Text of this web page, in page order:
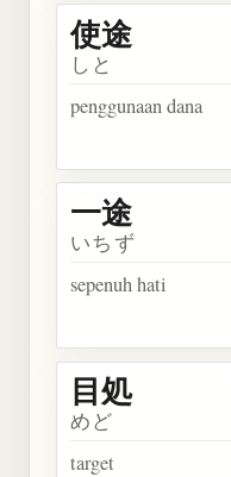
使途
しと
penggunaan dana
一途
いちず
sepenuh hati
目処
めど
target